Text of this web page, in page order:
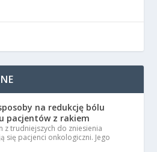
na redukcję bólu
pacjentów z rakiem
trudniejszych do zniesienia
się pacjenci onkologiczni. Jego